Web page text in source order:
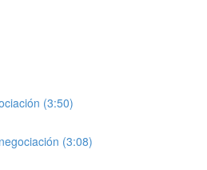
(3:50)
(3:08)